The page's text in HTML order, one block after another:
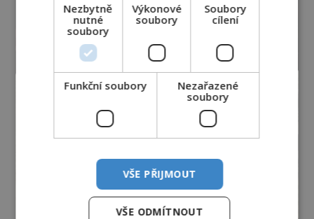
Nezbytně
nutné
soubory
Výkonové
soubory
Soubory
cílení
Funkční soubory
Nezařazené
soubory
VŠE PŘIJMOUT
VŠE ODMÍTNOUT